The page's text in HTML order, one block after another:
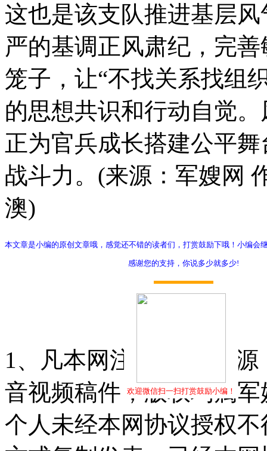
这也是该支队推进基层
严的基调正风肃纪，完
笼子，让“不找关系找组
的思想共识和行动自觉
正为官兵成长搭建公平
战斗力。(来源：军嫂网
澳)
本文章是小编的原创文章哦，感觉还不错的读者们，打赏鼓励下哦！小编会
感谢您的支持，你说多少就多少!
欢迎微信扫一扫打赏鼓励小编！
1、凡本网注明"稿件来
音视频稿件，版权均属
个人未经本网协议授权